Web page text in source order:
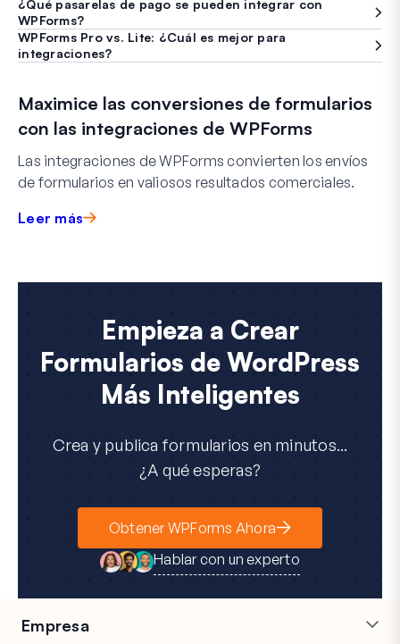
¿Qué pasarelas de pago se pueden integrar con
WPForms?
WPForms Pro vs. Lite: ¿Cuál es mejor para
integraciones?
Maximice las conversiones de formularios
con las integraciones de WPForms
Las integraciones de WPForms convierten los envíos
de formularios en valiosos resultados comerciales.
Leer más
Empieza a Crear
Formularios de WordPress
Más Inteligentes
Crea y publica formularios en minutos...
¿A qué esperas?
Obtener WPForms Ahora
Hablar con un experto
Empresa